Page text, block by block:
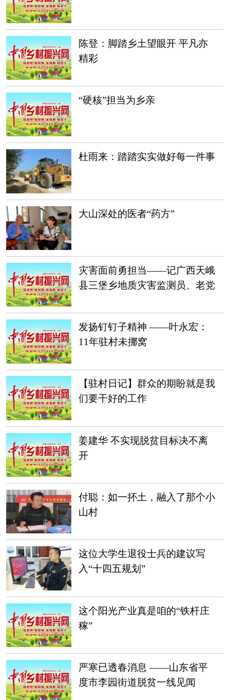
陈登：脚踏乡土望眼开 平凡亦
精彩
“硬核”担当为乡亲
杜雨来：踏踏实实做好每一件事
大山深处的医者“药方”
灾害面前勇担当——记广西天峨
县三堡乡地质灾害监测员、老党
发扬钉钉子精神 ——叶永宏：
11年驻村未挪窝
【驻村日记】群众的期盼就是我
们要干好的工作
姜建华 不实现脱贫目标决不离
开
付聪：如一抔土，融入了那个小
山村
这位大学生退役士兵的建议写
入“十四五规划”
这个阳光产业真是咱的“铁杆庄
稼”
严寒已透春消息 ——山东省平
度市李园街道脱贫一线见闻